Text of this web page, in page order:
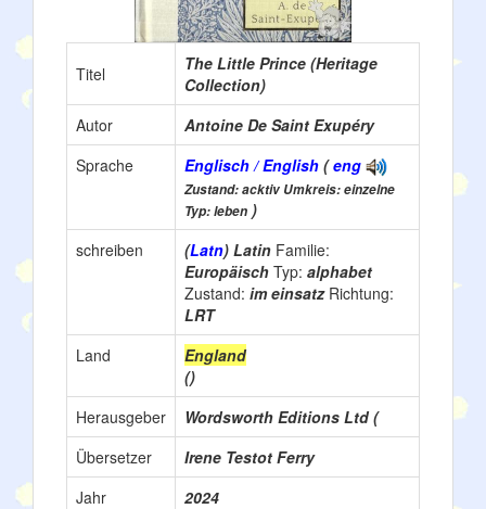
Titel
The Little Prince (Heritage
Collection)
Autor
Antoine De Saint Exupéry
Sprache
Englisch / English (eng
Zustand: acktiv Umkreis: einzelne
Typ: leben )
schreiben
(Latn) Latin Familie:
Europäisch Typ: alphabet
Zustand: im einsatz Richtung:
LRT
Land
England
()
Herausgeber
Wordsworth Editions Ltd (
Übersetzer
Irene Testot Ferry
Jahr
2024